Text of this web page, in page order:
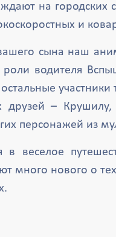
на городских
и
сына наш
водителя
участники
друзей – Крушилу,
персонажей из
в веселое
много нового о